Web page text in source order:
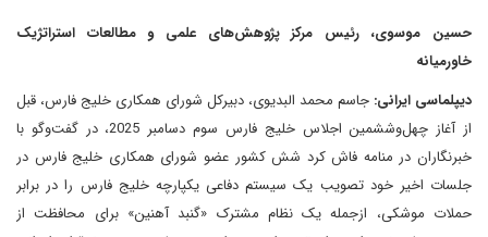
حسین موسوی، رئیس مرکز پژوهش‌های علمی و مطالعات استراتژیک
خاورمیانه
دیپلماسی ایرانی: جاسم محمد البدیوی، دبیرکل شورای همکاری خلیج فارس، قبل
از آغاز چهل‌وششمین اجلاس خلیج فارس سوم دسامبر 2025، در گفت‌وگو با
خبرنگاران در منامه فاش کرد شش کشور عضو شورای همکاری خلیج فارس در
جلسات اخیر خود تصویب یک سیستم دفاعی یکپارچه خلیج فارس را در برابر
حملات موشکی، از‌جمله یک نظام مشترک «گنبد آهنین» برای محافظت از